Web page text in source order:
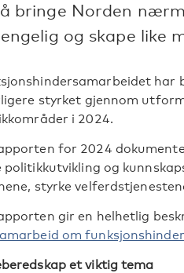
bringe Norden
og skape like
samarbeidet har
styrket gjennom
i 2024.
for 2024
politikkutvikling og
styrke
gir en helhetlig
om
et viktig tema